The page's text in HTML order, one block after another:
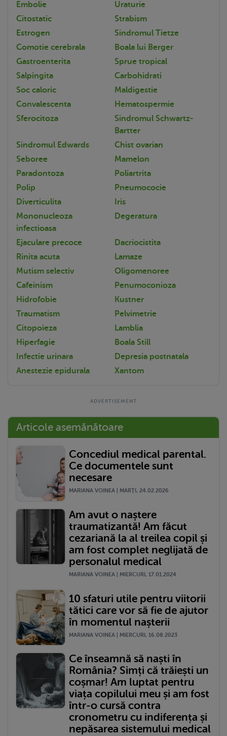
Embolie
Uraturie
Citostatic
Strabism
Estrogen
Sindromul Tietze
Comotie cerebrala
Boala lui Berger
Gastroenterita
Sprue tropical
Salpingita
Carbohidrati
Soc caloric
Maldigestie
Convalescenta
Hematospermie
Sferocitoza
Sindromul Schwartz-
Bartter
Sindromul Edwards
Chist ovarian
Seboree
Mamelon
Paradontoza
Poliartrita
Polip
Pneumococie
Diverticulita
Iris
Mononucleoza
infectioasa
Degeratura
Ejaculare precoce
Dacriocistita
Rinita acuta
Lamaze
Mutism selectiv
Oligomenoree
Cafeinism
Penumoconioza
Hidrofobie
Kustner
Traumatism
Pelvimetrie
Citopoieza
Lamblia
Hiperfagie
Boala Still
Infectie urinara
Depresia postnatala
Anestezie epidurala
Xantom
Articole asemănătoare
Concediul medical parental.
Ce documentele sunt
necesare
MARIANA VOINEA | MARŢI, 24.02.2026
Am avut o naștere
traumatizantă! Am făcut
cezariană la al treilea copil și
am fost complet neglijată de
personalul medical
MARIANA VOINEA | MIERCURI, 17.01.2024
10 sfaturi utile pentru viitorii
tătici care vor să fie de ajutor
în momentul nașterii
MARIANA VOINEA | MIERCURI, 16.08.2023
Ce înseamnă să naști în
România? Simți că trăiești un
coșmar! Am luptat pentru
viața copilului meu și am fost
într-o cursă contra
cronometru cu indiferența și
nepăsarea sistemului medical